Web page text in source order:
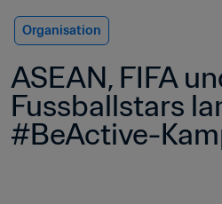
Organisation
ASEAN, FIFA
Fussballstars
#BeActive-